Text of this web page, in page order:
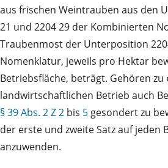
aus frischen Weintrauben aus den
21 und 2204 29 der Kombinierten
Traubenmost der Unterposition
Nomenklatur, jeweils pro Hektar
Betriebsfläche, beträgt. Gehören zu
landwirtschaftlichen Betrieb auch
§ 39 Abs. 2 Z 2 bis 5 gesondert zu
der erste und zweite Satz auf jeden
anzuwenden.